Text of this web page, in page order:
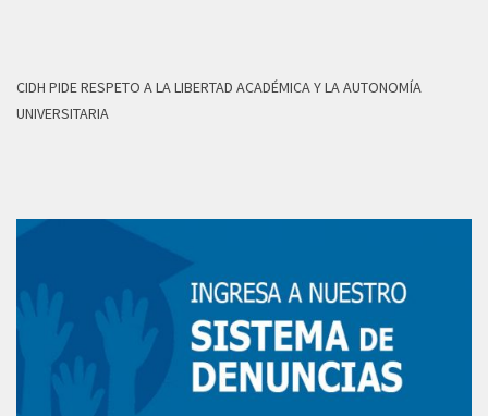
CIDH PIDE RESPETO A LA LIBERTAD ACADÉMICA Y LA AUTONOMÍA
UNIVERSITARIA